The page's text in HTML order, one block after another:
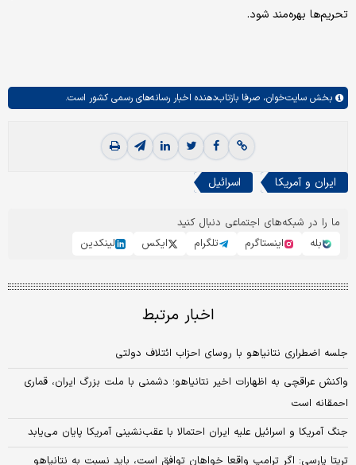
تحریم‌ها بهره‌مند شود.
بخش سایت‌خوان، صرفا بازتاب‌دهنده اخبار رسانه‌های رسمی کشور است.
ایران و آمریکا اسرائیل
ما را در شبکه‌های اجتماعی دنبال کنید
بله
اینستاگرم تلگرام ایکس لینکدین
اخبار مرتبط
جلسه اضطراری نتانیاهو با روسای احزاب ائتلاف دولتی
واکنش عراقچی به اظهارات اخیر نتانیاهو؛ دشمنی با ملت بزرگ ایران، قماری
احمقانه‌ است
جنگ آمریکا و اسرائیل علیه ایران احتمالا با عقب‌نشینی آمریکا پایان می‌یابد
تریتا پارسی: اگر ترامپ واقعا خواهان توافق است، باید نسبت به نتانیاهو